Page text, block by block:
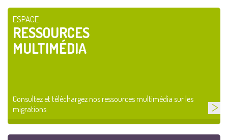
ESPACE
RESSOURCES
MULTIMÉDIA
Consultez et téléchargez nos ressources multimédia sur les
migrations